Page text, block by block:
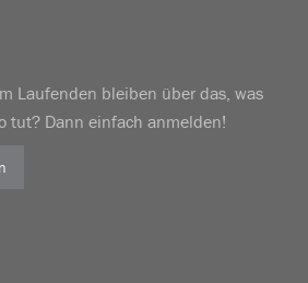
Laufenden bleiben über das, was
tut? Dann einfach anmelden!